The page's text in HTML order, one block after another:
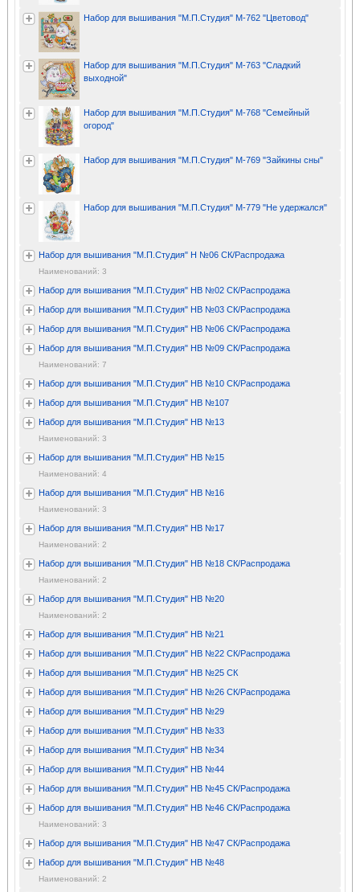
Набор для вышивания "М.П.Студия" М-762 "Цветовод"
Набор для вышивания "М.П.Студия" М-763 "Сладкий
выходной"
Набор для вышивания "М.П.Студия" М-768 "Семейный
огород"
Набор для вышивания "М.П.Студия" М-769 "Зайкины сны"
Набор для вышивания "М.П.Студия" М-779 "Не удержался"
Набор для вышивания "М.П.Студия" Н №06 СК/Распродажа
Наименований: 3
Набор для вышивания "М.П.Студия" НВ №02 СК/Распродажа
Набор для вышивания "М.П.Студия" НВ №03 СК/Распродажа
Набор для вышивания "М.П.Студия" НВ №06 СК/Распродажа
Набор для вышивания "М.П.Студия" НВ №09 СК/Распродажа
Наименований: 7
Набор для вышивания "М.П.Студия" НВ №10 СК/Распродажа
Набор для вышивания "М.П.Студия" НВ №107
Набор для вышивания "М.П.Студия" НВ №13
Наименований: 3
Набор для вышивания "М.П.Студия" НВ №15
Наименований: 4
Набор для вышивания "М.П.Студия" НВ №16
Наименований: 3
Набор для вышивания "М.П.Студия" НВ №17
Наименований: 2
Набор для вышивания "М.П.Студия" НВ №18 СК/Распродажа
Наименований: 2
Набор для вышивания "М.П.Студия" НВ №20
Наименований: 2
Набор для вышивания "М.П.Студия" НВ №21
Набор для вышивания "М.П.Студия" НВ №22 СК/Распродажа
Набор для вышивания "М.П.Студия" НВ №25 СК
Набор для вышивания "М.П.Студия" НВ №26 СК/Распродажа
Набор для вышивания "М.П.Студия" НВ №29
Набор для вышивания "М.П.Студия" НВ №33
Набор для вышивания "М.П.Студия" НВ №34
Набор для вышивания "М.П.Студия" НВ №44
Набор для вышивания "М.П.Студия" НВ №45 СК/Распродажа
Набор для вышивания "М.П.Студия" НВ №46 СК/Распродажа
Наименований: 3
Набор для вышивания "М.П.Студия" НВ №47 СК/Распродажа
Набор для вышивания "М.П.Студия" НВ №48
Наименований: 2